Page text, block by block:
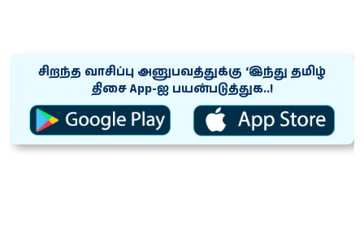
சிறந்த வாசிப்பு அனுபவத்துக்கு ‘இந்து தமிழ்
திசை App-ஐ பயன்படுத்துக..!